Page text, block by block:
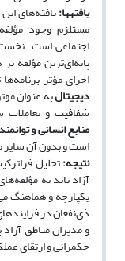
یافته‏ها:یافته‌های
مستلزم وجود
اجتماعی است.
پایه‌ای‌ترین مؤلفه
اجرای مؤثر
دیجیتالبه‌ عنوان
شفافیت و
منابع انسانی و
است و بدون آن سایر
نتیجه:تحلیل
آزاد باید به
یکپارچه و هماهنگ
ذی‌نفعان در
و مدیران مناطق
حکمرانی و ارتقای